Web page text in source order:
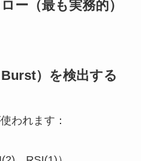
ー（最も実務的）
）を検出する
われます：